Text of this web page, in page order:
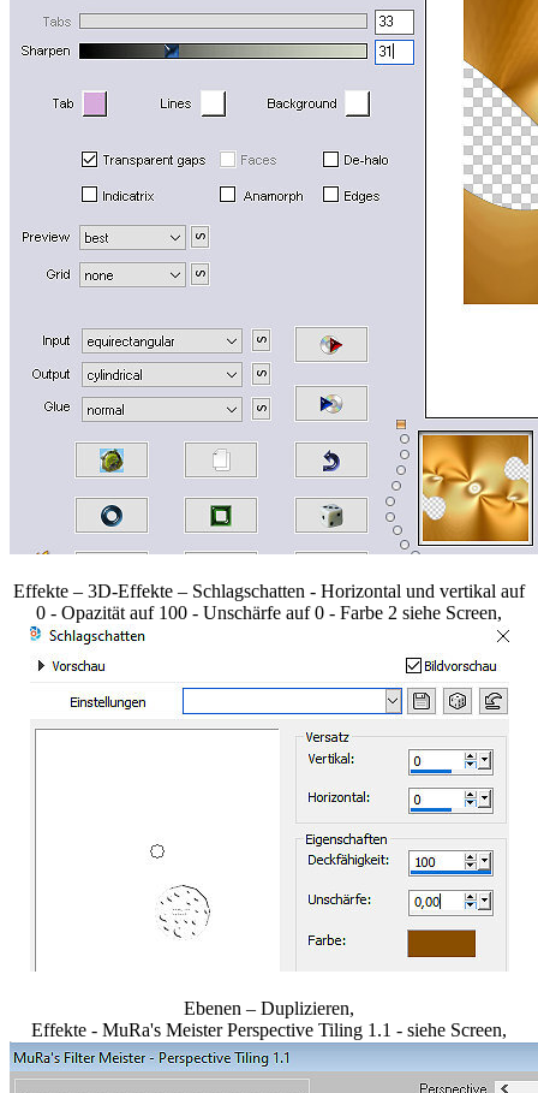
Effekte – 3D-Effekte – Schlagschatten - Horizontal und vertikal auf
0 - Opazität auf 100 - Unschärfe auf 0 - Farbe 2 siehe Screen,
Ebenen – Duplizieren,
Effekte - MuRa's Meister Perspective Tiling 1.1 - siehe Screen,